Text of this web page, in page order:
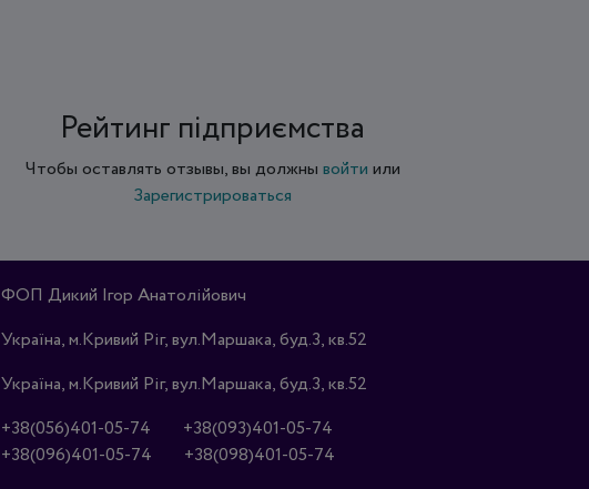
Рейтинг підприємства
Чтобы оставлять отзывы, вы должны войти или
Зарегистрироваться
ФОП Дикий Ігор Анатолійович
Україна, м.Кривий Ріг, вул.Маршака, буд.3, кв.52
Україна, м.Кривий Ріг, вул.Маршака, буд.3, кв.52
+38(056)401-05-74
+38(093)401-05-74
+38(096)401-05-74
+38(098)401-05-74